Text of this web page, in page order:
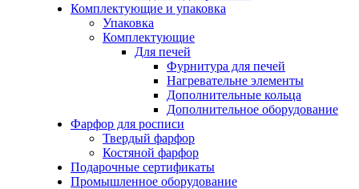
Комплектующие и упаковка
Упаковка
Комплектующие
Для печей
Фурнитура для печей
Нагревательне элементы
Дополнительные кольца
Дополнительное оборудование
Фарфор для росписи
Твердый фарфор
Костяной фарфор
Подарочные сертификаты
Промышленное оборудование